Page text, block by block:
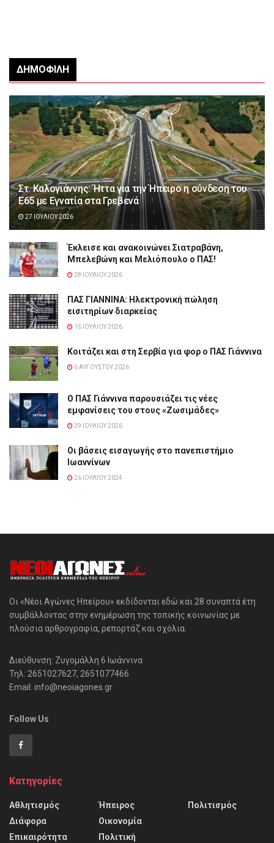
ΔΗΜΟΦΙΛΉ
Στ. Καλογιάννης: Ήττα για την Ήπειρο η σύνδεση του
Ε65 με Εγνατία στα Γρεβενά
27 ΙΟΥΛΊΟΥ 2026
Έκλεισε και ανακοινώνει Σιατραβάνη,
Μπελεβώνη και Μελιόπουλο ο ΠΑΣ!
28 ΙΟΥΛΊΟΥ 2026
ΠΑΣ ΓΙΑΝΝΙΝΑ: Hλεκτρονική πώληση
εισιτηρίων διαρκείας
16 ΙΟΥΛΊΟΥ 2026
Κοιτάζει και στη Σερβία για φορ ο ΠΑΣ Γιάννινα
6 ΑΥΓΟΎΣΤΟΥ 2026
Ο ΠΑΣ Γιάννινα παρουσιάζει τις νέες
εμφανίσεις του στους «Ζωσιμάδες»
29 ΙΟΥΛΊΟΥ 2026
Οι βάσεις εισαγωγής στο πανεπιστήμιο
Ιωαννίνων
26 ΙΟΥΛΊΟΥ 2024
Οι «Νέοι Αγώνες Ηπείρου» εκδίδονται εδώ και 28 συναπτά έτη
συμβάλλοντας στην ενημέρωση της τοπικής κοινωνίας με
πλούσια αρθρογραφία, ρεπορτάζ και σχόλια.
Διεύθυνση: Ζυγομάλλη 6 Ιωάννινα
Τηλ: 2651027627, 2651077466
Email: info@neoiagones.gr
Follow Us
Κατηγορίες
Αθλητισμός
Διάφορα
Επικαιρότητα
Ήπειρος
Οικονομία
Πολιτική
Πολιτισμός